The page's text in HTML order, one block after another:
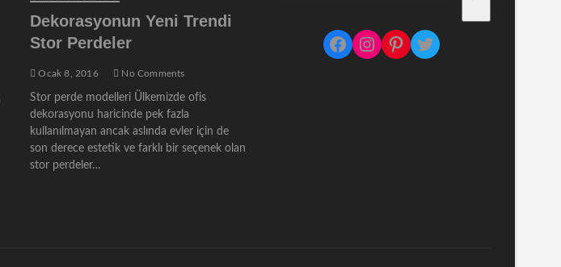
Dekorasyonun Yeni Trendi
Stor Perdeler
Ocak 8, 2016 No Comments
Stor perde modelleri Ülkemizde ofis
dekorasyonu haricinde pek fazla
kullanılmayan ancak aslında evler için de
son derece estetik ve farklı bir seçenek olan
stor perdeler…
Facebook
Instagram
Pinterest
Twitter